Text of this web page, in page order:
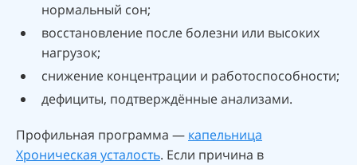
нормальный сон;
восстановление после болезни или высоких
нагрузок;
снижение концентрации и работоспособности;
дефициты, подтверждённые анализами.
Профильная программа — капельница
Хроническая усталость. Если причина в